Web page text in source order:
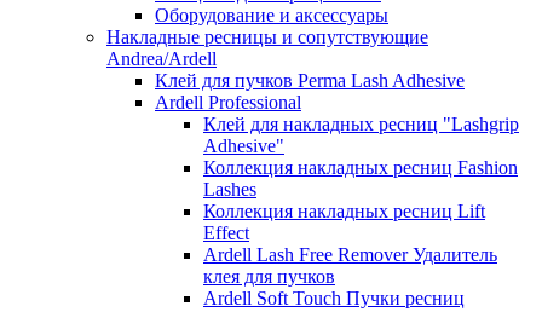
Оборудование и аксессуары
Накладные ресницы и сопутствующие
Andrea/Ardell
Клей для пучков Perma Lash Adhesive
Ardell Professional
Клей для накладных ресниц "Lashgrip
Adhesive"
Коллекция накладных ресниц Fashion
Lashes
Коллекция накладных ресниц Lift
Effect
Ardell Lash Free Remover Удалитель
клея для пучков
Ardell Soft Touch Пучки ресниц